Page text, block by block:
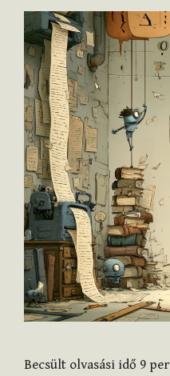
Becsült olvasási idő 9